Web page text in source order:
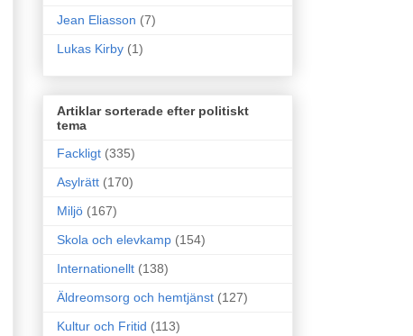
Jean Eliasson (7)
Lukas Kirby (1)
Artiklar sorterade efter politiskt
tema
Fackligt (335)
Asylrätt (170)
Miljö (167)
Skola och elevkamp (154)
Internationellt (138)
Äldreomsorg och hemtjänst (127)
Kultur och Fritid (113)